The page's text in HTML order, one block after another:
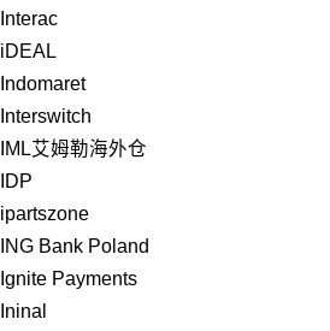
Interac
iDEAL
Indomaret
Interswitch
IML艾姆勒海外仓
IDP
ipartszone
ING Bank Poland
Ignite Payments
Ininal